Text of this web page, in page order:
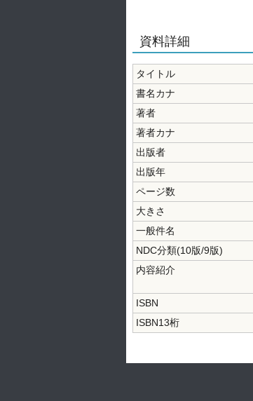
資料詳細
タイトル
書名カナ
著者
著者カナ
出版者
出版年
ページ数
大きさ
一般件名
NDC分類(10版/9版)
内容紹介
ISBN
ISBN13桁